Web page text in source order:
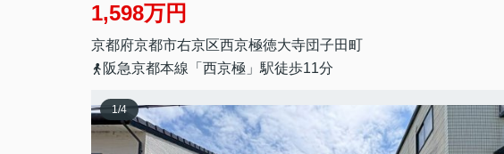
1,598万円
京都府京都市右京区西京極徳大寺団子田町
阪急京都本線「西京極」駅徒歩11分
1/4